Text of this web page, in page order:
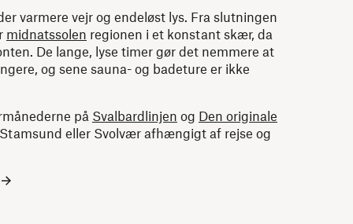
varmere vejr og endeløst lys. Fra slutningen
midnatssolen regionen i et konstant skær, da
De lange, lyse timer gør det nemmere at
og sene sauna- og badeture er ikke
på Svalbardlinjen og Den originale
eller Svolvær afhængigt af rejse og